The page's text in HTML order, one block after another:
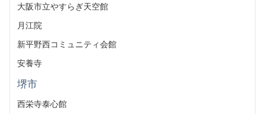
大阪市立やすらぎ天空館
月江院
新平野西コミュニティ会館
安養寺
堺市
西栄寺泰心館